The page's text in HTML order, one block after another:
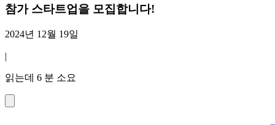
참가 스타트업을 모집합니다!
2024년 12월 19일
|
읽는데 6 분 소요